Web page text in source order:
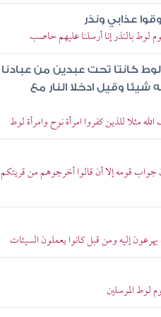
عذابي ونذر
لوط بالنذر إنا أرسلنا عليهم حاصب
لوط كانتا تحت عبدين من عبادنا
وقيل ادخلا النار مع
مثلا للذين كفروا امرأة نوح وامرأة لوط
جواب قومه إلا أن قالوا أخرجوهم من قريتكم
إليه ومن قبل كانوا يعملون السيئات
لوط المرسلين